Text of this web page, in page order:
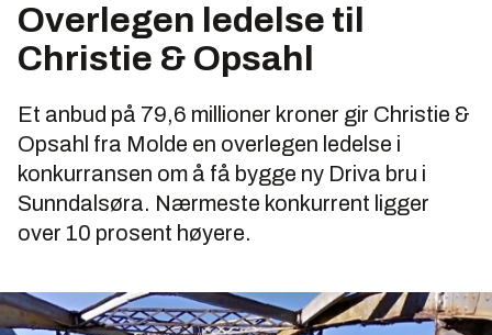
Overlegen ledelse til
Christie & Opsahl
Et anbud på 79,6 millioner kroner gir Christie &
Opsahl fra Molde en overlegen ledelse i
konkurransen om å få bygge ny Driva bru i
Sunndalsøra. Nærmeste konkurrent ligger
over 10 prosent høyere.